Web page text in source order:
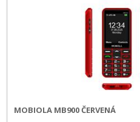
MOBIOLA MB900 ČERVENÁ